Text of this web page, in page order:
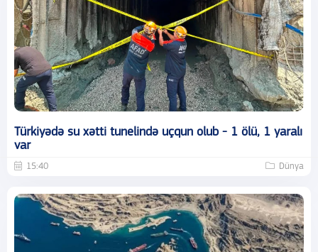
Türkiyədə su xətti tunelində uçqun olub - 1 ölü, 1 yaralı
var
15:40 Dünya